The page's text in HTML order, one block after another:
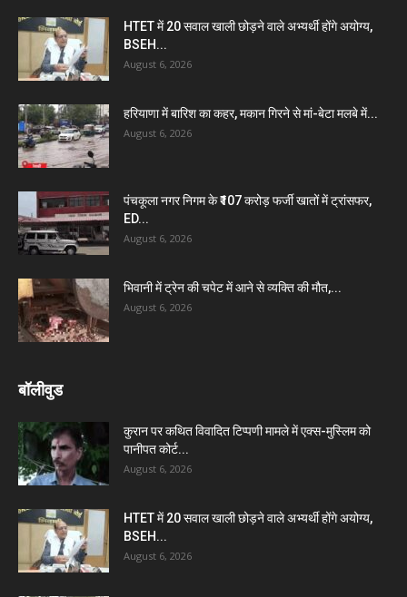
HTET में 20 सवाल खाली छोड़ने वाले अभ्यर्थी होंगे अयोग्य,
BSEH...
August 6, 2026
हरियाणा में बारिश का कहर, मकान गिरने से मां-बेटा मलबे में...
August 6, 2026
पंचकूला नगर निगम के ₹107 करोड़ फर्जी खातों में ट्रांसफर,
ED...
August 6, 2026
भिवानी में ट्रेन की चपेट में आने से व्यक्ति की मौत,...
August 6, 2026
बॉलीवुड
कुरान पर कथित विवादित टिप्पणी मामले में एक्स-मुस्लिम को
पानीपत कोर्ट...
August 6, 2026
HTET में 20 सवाल खाली छोड़ने वाले अभ्यर्थी होंगे अयोग्य,
BSEH...
August 6, 2026